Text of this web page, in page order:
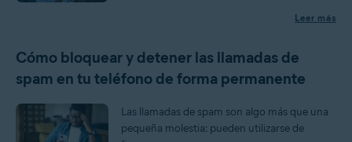
Leer más
Cómo bloquear y detener las llamadas de
spam en tu teléfono de forma permanente
Las llamadas de spam son algo más que una
pequeña molestia: pueden utilizarse de